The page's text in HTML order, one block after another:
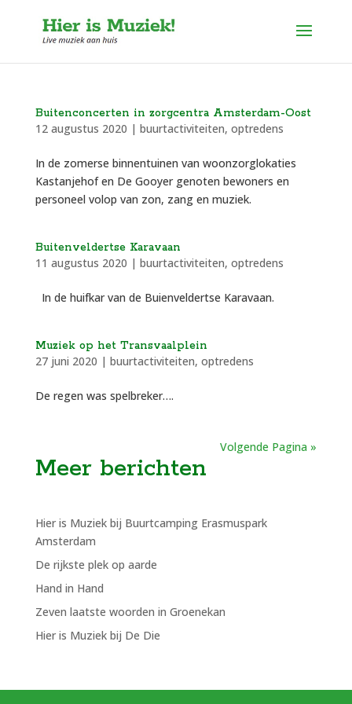
Buitenconcerten in zorgcentra Amsterdam-Oost
12 augustus 2020 | buurtactiviteiten, optredens
In de zomerse binnentuinen van woonzorglokaties
Kastanjehof en De Gooyer genoten bewoners en
personeel volop van zon, zang en muziek.
Buitenveldertse Karavaan
11 augustus 2020 | buurtactiviteiten, optredens
In de huifkar van de Buienveldertse Karavaan.
Muziek op het Transvaalplein
27 juni 2020 | buurtactiviteiten, optredens
De regen was spelbreker….
Volgende Pagina »
Meer berichten
Hier is Muziek bij Buurtcamping Erasmuspark
Amsterdam
De rijkste plek op aarde
Hand in Hand
Zeven laatste woorden in Groenekan
Hier is Muziek bij De Die